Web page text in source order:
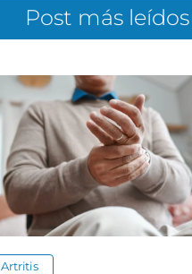
Post más leídos
Artritis